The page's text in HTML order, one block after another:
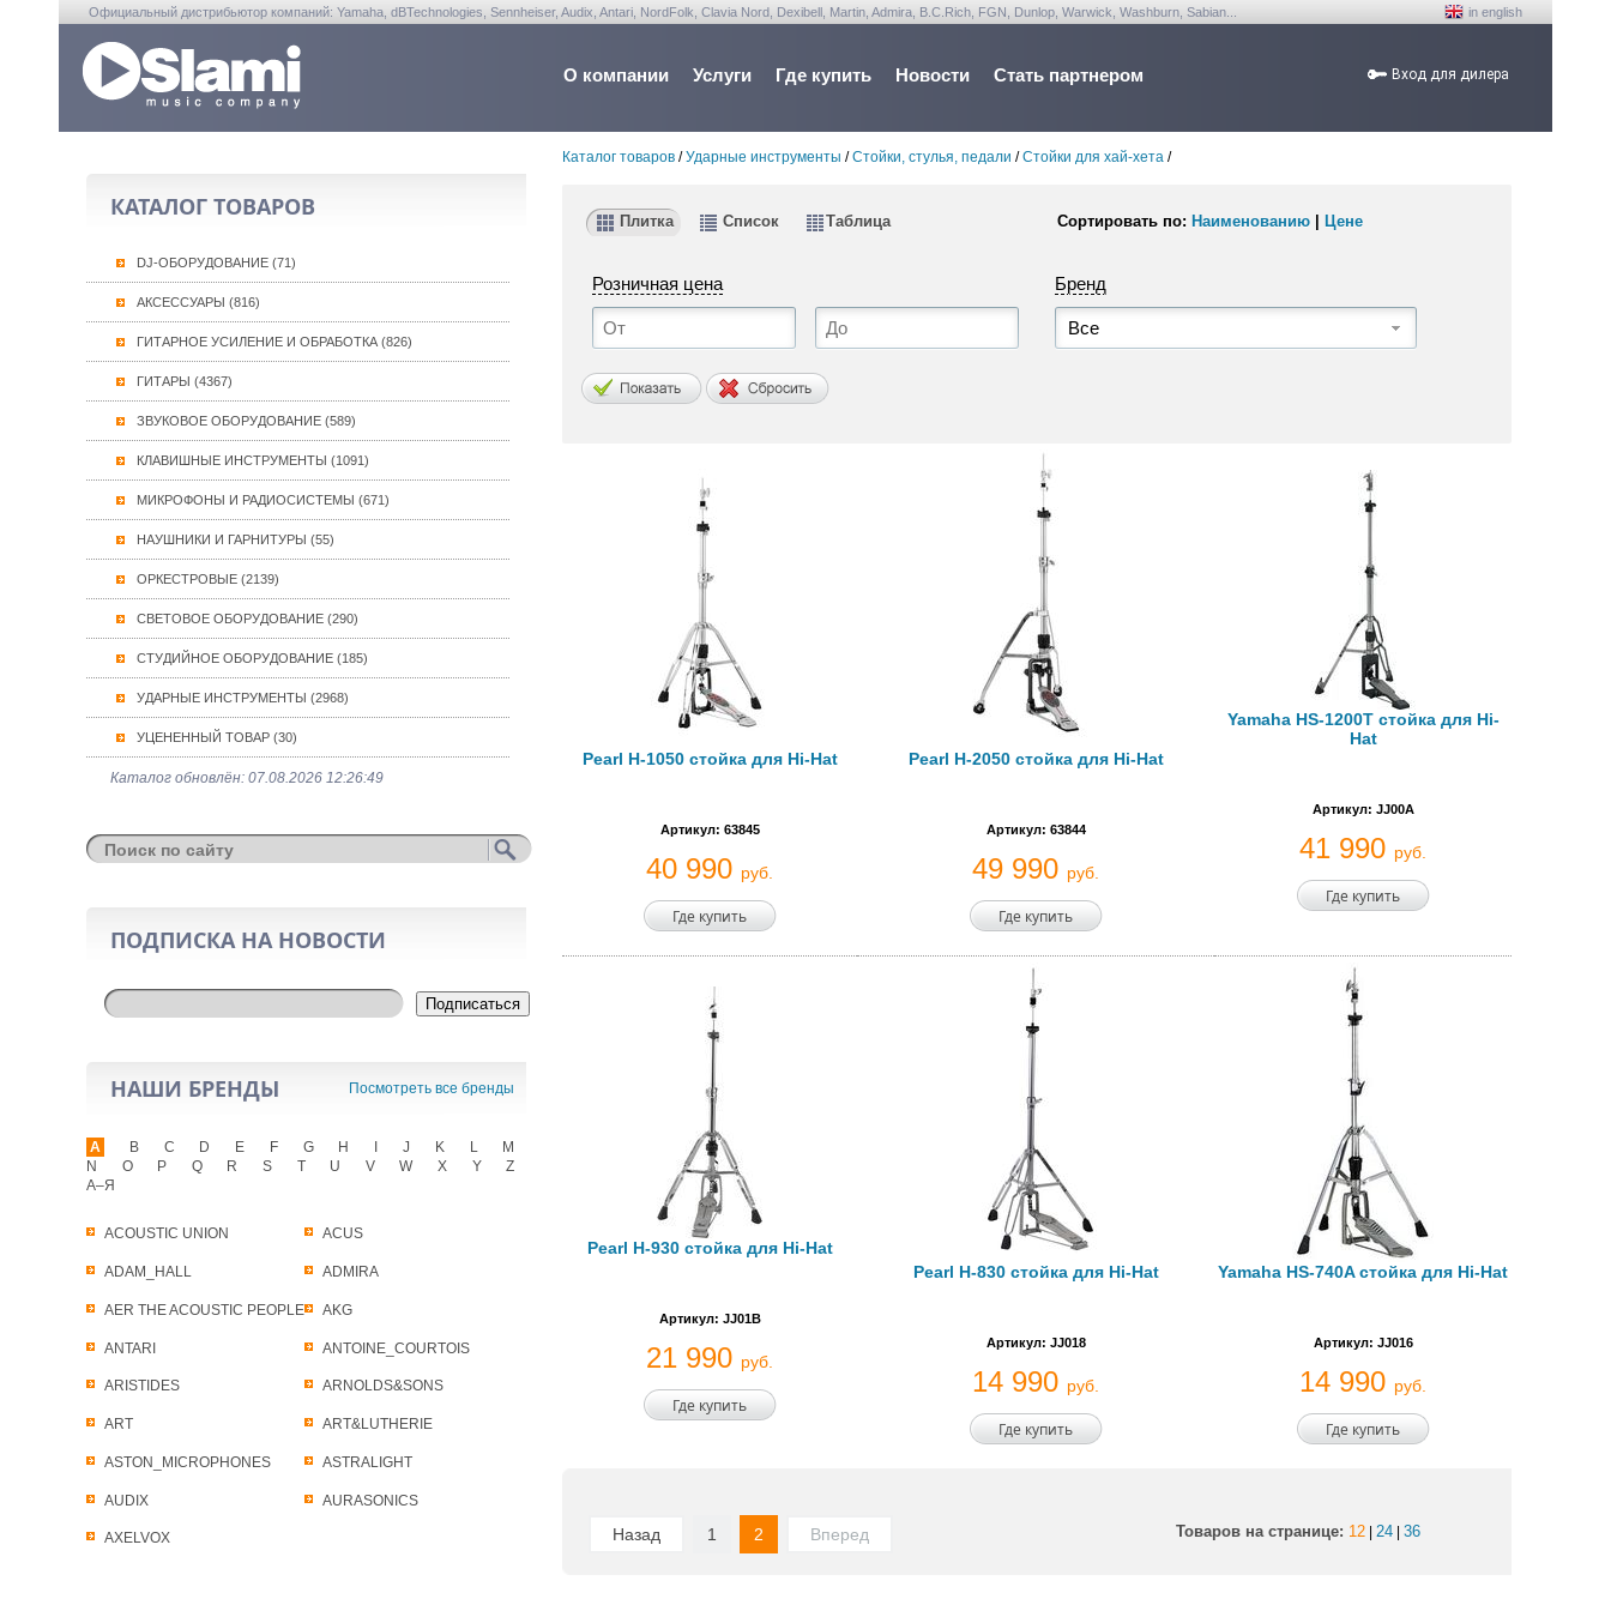
Официальный дистрибьютор компаний: Yamaha, dBTechnologies, Sennheiser, Audix, Antari, NordFolk, Clavia Nord, Dexibell, Martin, Admira, B.C.Rich, FGN, Dunlop, Warwick, Washburn, Sabian... in english
О компании Услуги Где купить Новости Стать партнером Вход для дилера
КАТАЛОГ ТОВАРОВ
DJ-ОБОРУДОВАНИЕ (71)
АКСЕССУАРЫ (816)
ГИТАРНОЕ УСИЛЕНИЕ И ОБРАБОТКА (826)
ГИТАРЫ (4367)
ЗВУКОВОЕ ОБОРУДОВАНИЕ (589)
КЛАВИШНЫЕ ИНСТРУМЕНТЫ (1091)
МИКРОФОНЫ И РАДИОСИСТЕМЫ (671)
НАУШНИКИ И ГАРНИТУРЫ (55)
ОРКЕСТРОВЫЕ (2139)
СВЕТОВОЕ ОБОРУДОВАНИЕ (290)
СТУДИЙНОЕ ОБОРУДОВАНИЕ (185)
УДАРНЫЕ ИНСТРУМЕНТЫ (2968)
УЦЕНЕННЫЙ ТОВАР (30)
Каталог обновлён: 07.08.2026 12:26:49
ПОДПИСКА НА НОВОСТИ
Подписаться
НАШИ БРЕНДЫ Посмотреть все бренды
A
ACOUSTIC UNION ACUS
ADAM_HALL ADMIRA
AER THE ACOUSTIC PEOPLE AKG
ANTARI ANTOINE_COURTOIS
ARISTIDES ARNOLDS&SONS
ART ART&LUTHERIE
ASTON_MICROPHONES ASTRALIGHT
AUDIX AURASONICS
AXELVOX
B C D E F G H J K L
M
N
O P Q R S T U V W X Y
Z
А–Я
Каталог товаров /Ударные инструменты /Стойки, стулья, педали /Стойки для хай-хета /
Плитка Список Таблица Сортировать по: Наименованию Цене
Розничная цена Бренд
Все
Pearl H-1050 стойка для Hi-Hat
Артикул: 63845
40 990 руб.
Где купить
Pearl H-2050 стойка для Hi-Hat
Артикул: 63844
49 990 руб.
Где купить
Yamaha HS-1200T стойка для Hi-
Hat
Артикул: JJ00A
41 990 руб.
Где купить
Pearl H-930 стойка для Hi-Hat
Артикул: JJ01B
21 990 руб.
Где купить
Pearl H-830 стойка для Hi-Hat
Артикул: JJ018
14 990 руб.
Где купить
Yamaha HS-740A стойка для Нi-Hat
Артикул: JJ016
14 990 руб.
Где купить
Назад 1 2 Вперед Товаров на странице: 12| 24| 36